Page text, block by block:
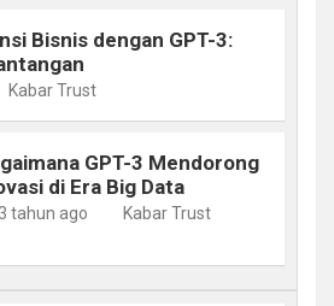
Bisnis dengan GPT-3:
Kabar Trust
GPT-3 Mendorong
di Era Big Data
3 tahun ago Kabar Trust